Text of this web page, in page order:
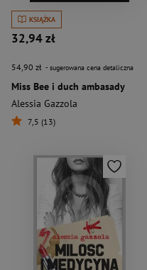
KSIĄŻKA
32,94 zł
54,90 zł - sugerowana cena detaliczna
Miss Bee i duch ambasady
Alessia Gazzola
7,5 (13)